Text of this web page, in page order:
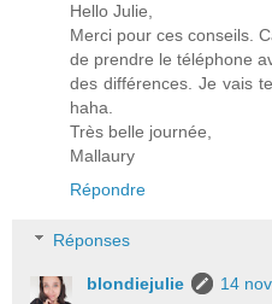
Hello Julie,
Merci pour ces conseils.
de prendre le téléphone
des différences. Je vais
haha.
Très belle journée,
Mallaury
Répondre
Réponses
blondiejulie
14